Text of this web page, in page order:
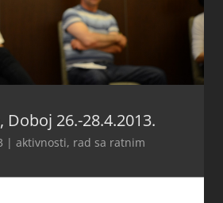
Doboj 26.-28.4.2013.
|aktivnosti, rad sa ratnim